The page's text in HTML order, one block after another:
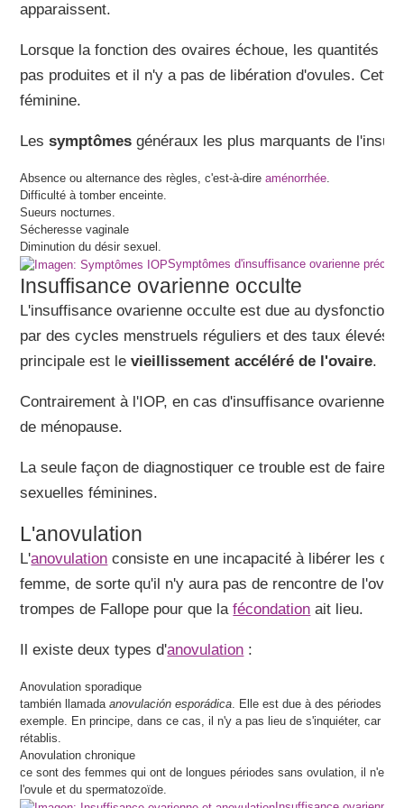
apparaissent.
Lorsque la fonction des ovaires échoue, les quantités
pas produites et il n'y a pas de libération d'ovules.
féminine.
Lessymptômes généraux les plus marquants de
Absence ou alternance des règles, c'est-à-direaménorrhée.
Difficulté à tomber enceinte.
Sueurs nocturnes.
Sécheresse vaginale
Diminution du désir sexuel.
Symptômes d'insuffisance ovarienne
Insuffisance ovarienne occulte
L'insuffisance ovarienne occulte est due au
par des cycles menstruels réguliers et des taux élevés
principale est levieillissement accéléré de l'ovaire.
Contrairement à l'IOP, en cas d'insuffisance ovarienne
de ménopause.
La seule façon de diagnostiquer ce trouble est de faire
sexuelles féminines.
L'anovulation
L'anovulation consiste en une incapacité à libérer les
femme, de sorte qu'il n'y aura pas de rencontre de
trompes de Fallope pour que lafécondation ait lieu.
Il existe deux types d'anovulation :
Anovulation sporadique
también llamadaanovulación esporádica. Elle est due à des périodes de
exemple. En principe, dans ce cas, il n'y a pas lieu de s'inquiéter, car
rétablis.
Anovulation chronique
ce sont des femmes qui ont de longues périodes sans ovulation, il n'est
l'ovule et du spermatozoïde.